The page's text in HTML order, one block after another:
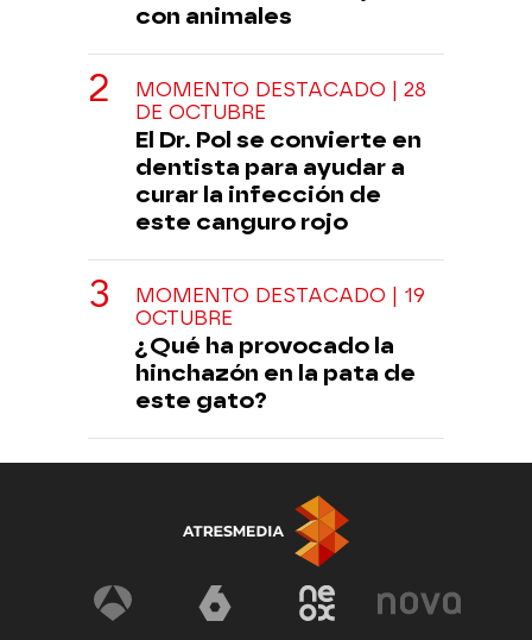
con animales
MOMENTO DESTACADO | 28
DE OCTUBRE
El Dr. Pol se convierte en
dentista para ayudar a
curar la infección de
este canguro rojo
MOMENTO DESTACADO | 19
OCTUBRE
¿Qué ha provocado la
hinchazón en la pata de
este gato?